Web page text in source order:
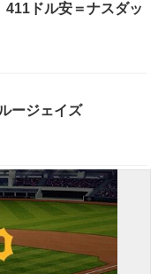
411ドル安＝ナスダッ
ージェイズ